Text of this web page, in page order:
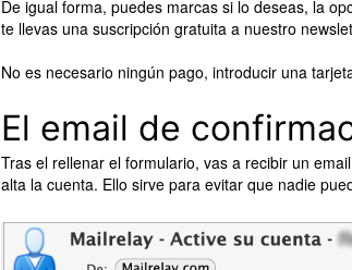
De igual forma, puedes marcas si lo deseas, la
te llevas una suscripción gratuita a nuestro
No es necesario ningún pago, introducir una
El email de
Tras el rellenar el formulario, vas a recibir un
alta la cuenta. Ello sirve para evitar que nadie